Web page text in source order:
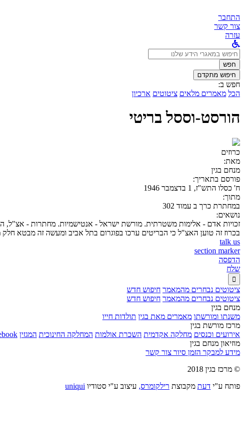
התחבר
צור קשר
עזרה
לחפש
ב:חפש
חיפוש מתקדם
חפש ב:
הכל מאמרים מלאים ציטוטים ארכיון
הורסט-וססל בריטי
כרוזים
מאת:
מנחם בגין
פורסם בתאריך:
ח' כסלו התש"ז, 1 בדצמבר 1946
מתוך:
במחתרת כרך ב עמוד 302
נושאים:
זכויות אדם - אלימות משטרתית. מורשת ישראל - אנטישמיות. מחתרות - אצ"ל,
בכרוז זה טוען האצ"ל כי הבריטים ערכו בפוגרום בתל אביב ומעשה זה מבטא חלק
talk us
section marker
הדפסה
שלח

ציטוטים נבחרים מהמאמר חיפוש חדש
ציטוטים נבחרים מהמאמר חיפוש חדש
מנחם בגין
משנתו ומורשתו מאמרים מאת בגין תולדות חייו
מרכז מורשת בגין
אירועים וכנסים מחלקה אקדמית השכרת אולמות המחלקה החינוכית המגזין
מוזיאון מנחם בגין
מידע למבקר הזמן סיור צור קשר
© מרכז בגין 2018
פותח ע"י דעת מקבוצת רילקומרס, עיצוב ע"י סטודיו uniqui